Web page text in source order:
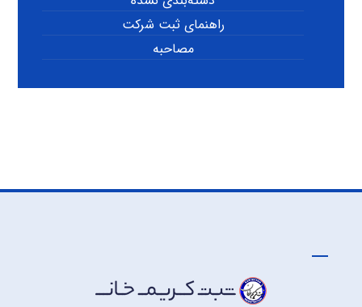
راهنمای ثبت شرکت
مصاحبه